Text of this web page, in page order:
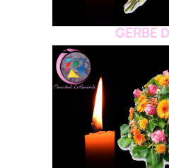
GERBE